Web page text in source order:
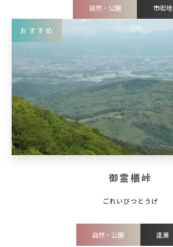
自然・公園 市街地
おすすめ
御霊櫃峠
自然・公園 逢瀬